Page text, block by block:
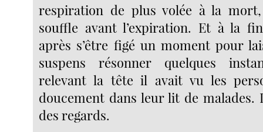
respiration de plus volée à la
souffle avant l’expiration. Et à la
après s’être figé un moment pour
suspens résonner quelques
relevant la tête il avait vu les
doucement dans leur lit de malades.
des regards.